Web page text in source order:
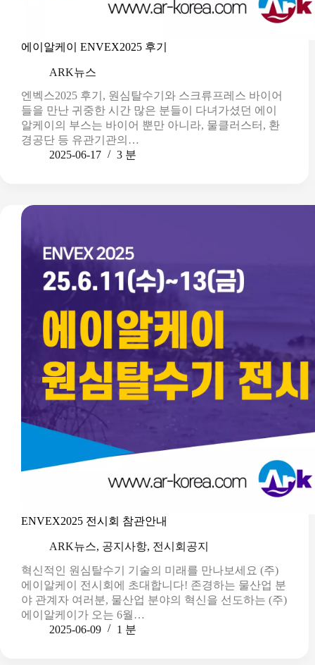
에이알케이 ENVEX2025 후기
ARK뉴스
엔벡스2025 후기, 원심탈수기와 스크류프레스 바이어
들을 만난 귀중한 시간 많은 분들이 다녀가셨던 에이
알케이의 부스는 바이어 뿐만 아니라, 물클러스터, 환
경공단 등 유관기관의…
2025-06-17
3 분
ENVEX2025 전시회 참관안내
ARK뉴스, 공지사항, 전시회공지
혁신적인 원심탈수기 기술의 미래를 만나보세요 (주)
에이알케이 전시회에 초대합니다! 존경하는 물산업 분
야 관계자 여러분, 물산업 분야의 혁신을 선도하는 (주)
에이알케이가 오는 6월…
2025-06-09
1 분